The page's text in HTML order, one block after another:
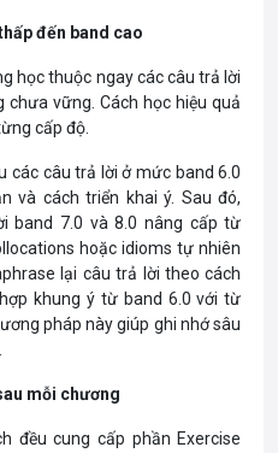
đến band cao
học thuộc ngay các câu trả lời
vững. Cách học hiệu quả
cấp độ.
các câu trả lời ở mức band 6.0
và cách triển khai ý. Sau đó,
band 7.0 và 8.0 nâng cấp từ
hoặc idioms tự nhiên
lại câu trả lời theo cách
khung ý từ band 6.0 với từ
pháp này giúp ghi nhớ sâu
mỗi chương
đều cung cấp phần Exercise